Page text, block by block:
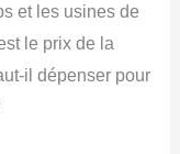
et les usines de
le prix de la
il dépenser pour